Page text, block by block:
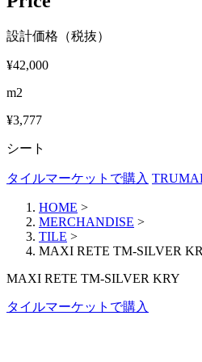
設計価格（税抜）
¥42,000
m2
¥3,777
シート
タイルマーケットで購入
HOME >
MERCHANDISE >
TILE >
MAXI RETE TM-SILVER
MAXI RETE TM-SILVER KRY
タイルマーケットで購入